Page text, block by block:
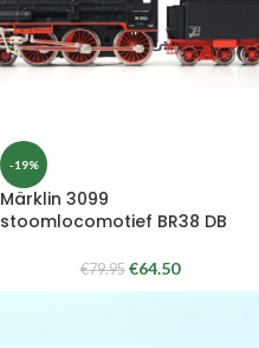
-19%
Märklin 3099
stoomlocomotief BR38 DB
€79.95 €64.50